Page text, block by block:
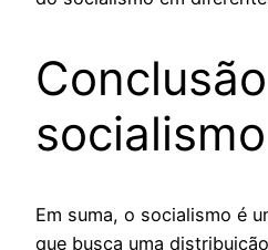
socialismo
Em suma, o socialismo é
que busca uma